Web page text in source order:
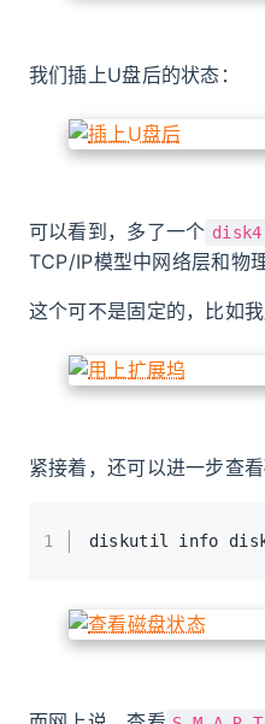
我们插上U盘后的状态：
可以看到，多了一个 disk4
TCP/IP模型中网络层和物
这个可不是固定的，比如我
紧接着，还可以进一步查看
1 diskutil info